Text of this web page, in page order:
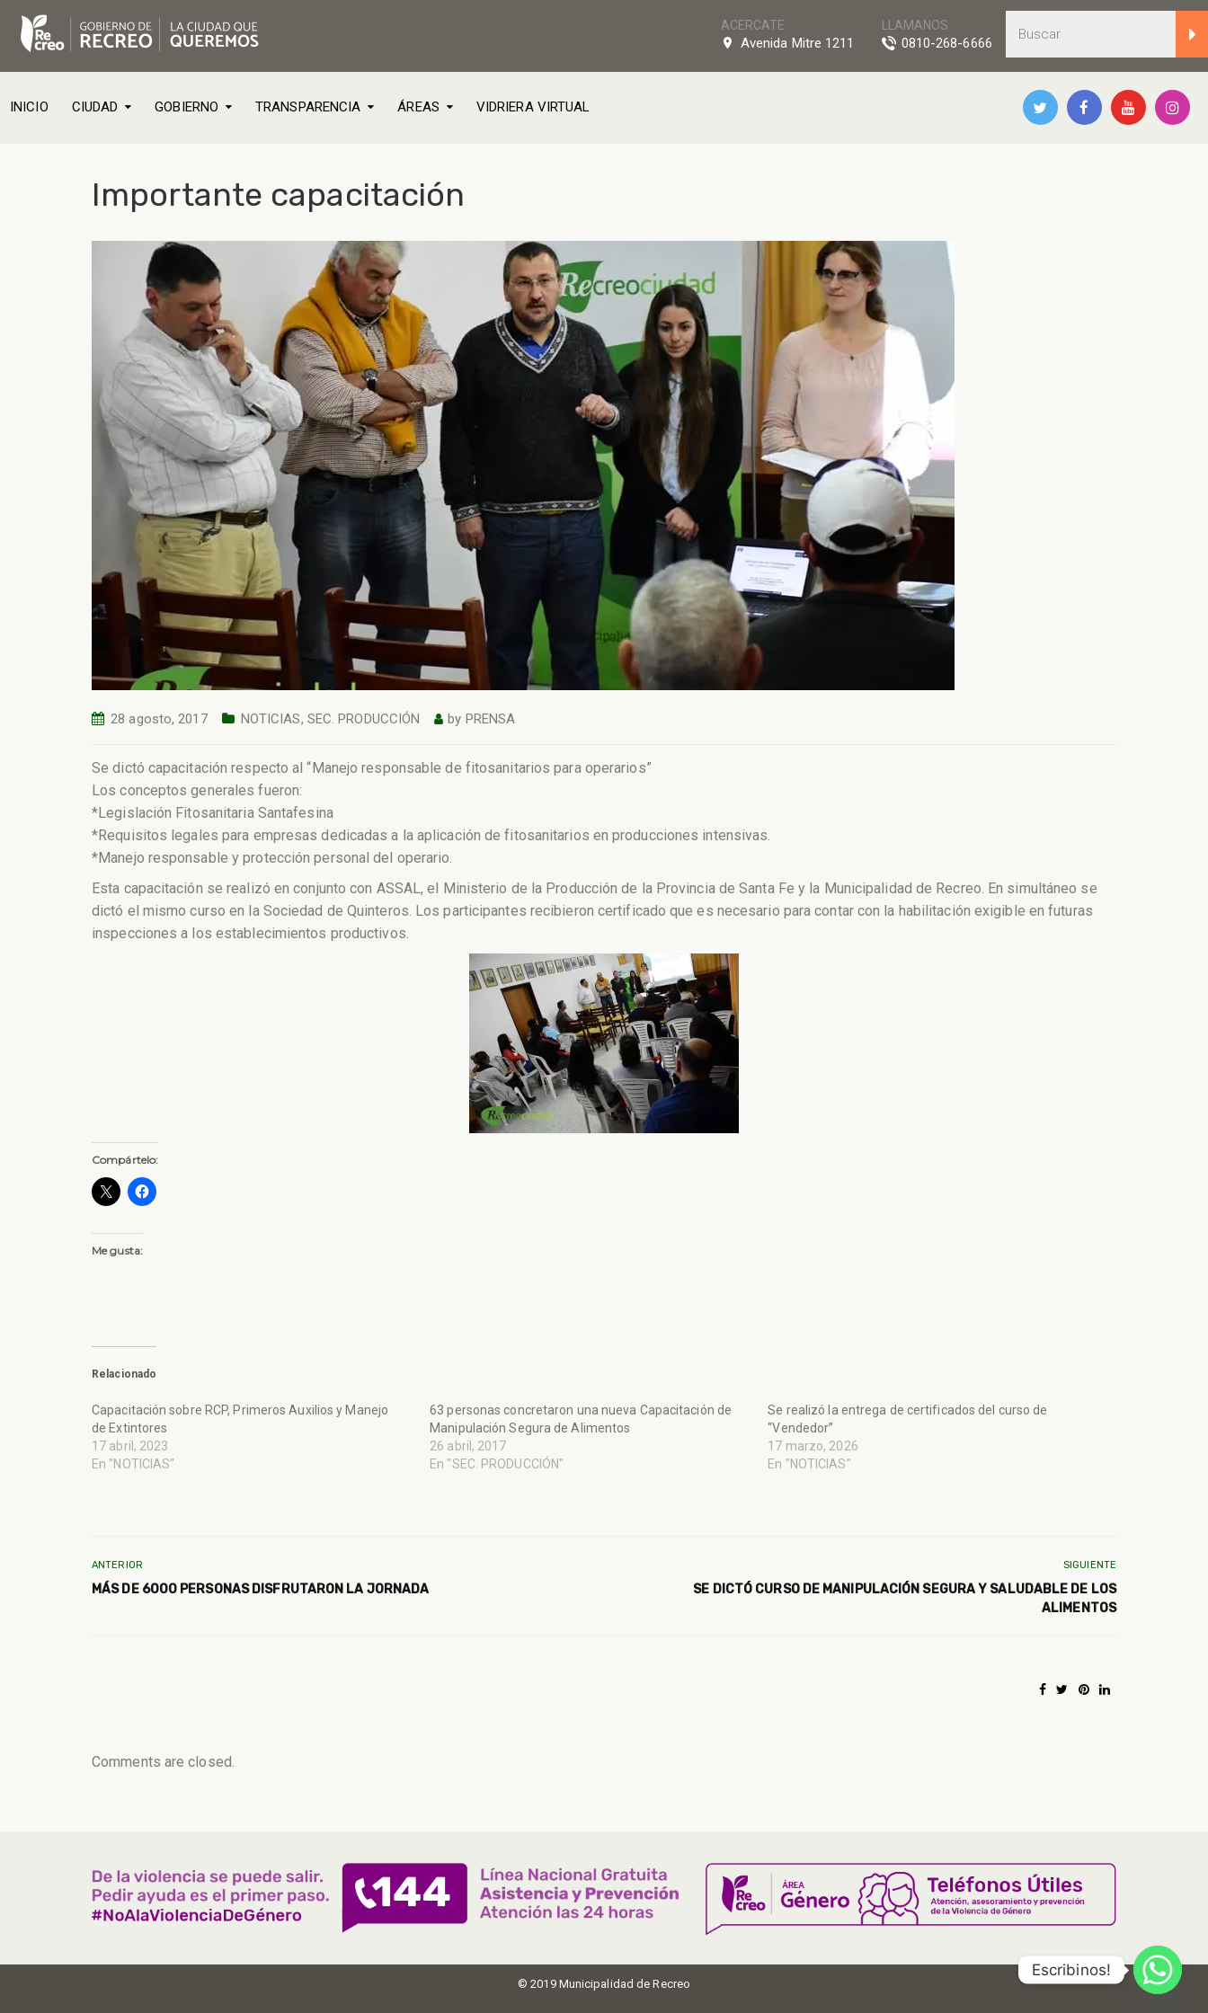
LLAMANOS
0810-268-6666
ACERCATE
Avenida Mitre 1211
INICIO CIUDAD GOBIERNO TRANSPARENCIA ÁREAS VIDRIERA VIRTUAL
Importante capacitación
28 agosto, 2017 NOTICIAS, SEC. PRODUCCIÓN by PRENSA
Se dictó capacitación respecto al “Manejo responsable de fitosanitarios para operarios”
Los conceptos generales fueron:
*Legislación Fitosanitaria Santafesina
*Requisitos legales para empresas dedicadas a la aplicación de fitosanitarios en producciones intensivas.
*Manejo responsable y protección personal del operario.
Esta capacitación se realizó en conjunto con ASSAL, el Ministerio de la Producción de la Provincia de Santa Fe y la Municipalidad de Recreo. En simultáneo se
dictó el mismo curso en la Sociedad de Quinteros. Los participantes recibieron certificado que es necesario para contar con la habilitación exigible en futuras
inspecciones a los establecimientos productivos.
Compártelo:
Me gusta:
Relacionado
Capacitación sobre RCP, Primeros Auxilios y Manejo
de Extintores
17 abril, 2023
En "NOTICIAS"
63 personas concretaron una nueva Capacitación de
Manipulación Segura de Alimentos
26 abril, 2017
En "SEC. PRODUCCIÓN"
Se realizó la entrega de certificados del curso de
“Vendedor”
17 marzo, 2026
En "NOTICIAS"
ANTERIOR
MÁS DE 6000 PERSONAS DISFRUTARON LA JORNADA
SIGUIENTE
SE DICTÓ CURSO DE MANIPULACIÓN SEGURA Y SALUDABLE DE LOS
ALIMENTOS
Comments are closed.
© 2019 Municipalidad de Recreo
Escribinos!